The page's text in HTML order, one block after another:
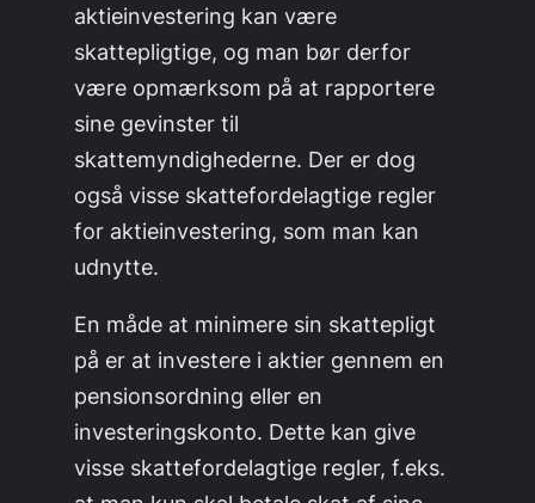
aktieinvestering kan være
skattepligtige, og man bør derfor
være opmærksom på at rapportere
sine gevinster til
skattemyndighederne. Der er dog
også visse skattefordelagtige regler
for aktieinvestering, som man kan
udnytte.
En måde at minimere sin skattepligt
på er at investere i aktier gennem en
pensionsordning eller en
investeringskonto. Dette kan give
visse skattefordelagtige regler, f.eks.